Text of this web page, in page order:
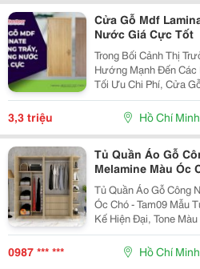
Cửa Gỗ Mdf
Nước Giá Cực Tốt
Trong Bối Cảnh Thị
Hướng Mạnh Đến Các
Tối Ưu Chi Phí, Cửa
Vươn Lên Trở Thành
Phục Hoàn Toàn
3,3 triệu Hồ Chí Minh
Tủ Quần Áo Gỗ
Melamine Màu Óc
Tủ Quần Áo Gỗ Công
Óc Chó - Tam09 Mẫu Tủ Quần Áo Tam09 Sở Hữu Thiết
Kế Hiện Đại, Tone
Trang Trí Bo Góc Tiện
Phòng Ngủ Thêm
Cùng...
0987 *** *** Hồ Chí Minh